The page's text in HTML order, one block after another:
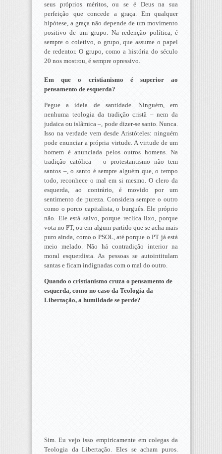
seus próprios méritos, ou se é Deus na sua
perfeição que concede a graça. Em qualquer
hipótese, a graça não depende de um movimento
positivo de um grupo. Na redenção política, é
sempre o coletivo, o grupo, que assume o papel
de redentor. O grupo, como a história do século
20 nos mostrou, é sempre opressivo.
Em que o cristianismo é superior ao
pensamento de esquerda?
Pegue a ideia de santidade. Ninguém, em
nenhuma teologia da tradição cristã – nem da
judaica ou islâmica –, pode dizer-se santo. Nunca.
Isso na verdade vem desde Aristóteles: ninguém
pode enunciar a própria virtude. A virtude de um
homem é anunciada pelos outros homens. Na
tradição católica – o protestantismo não tem
santos –, o santo é sempre alguém que, o tempo
todo, reconhece o mal em si mesmo. O clero da
esquerda, ao contrário, é movido por um
sentimento de pureza. Considera sempre o outro
como o porco capitalista, o burguês. Ele próprio
não. Ele está salvo, porque reclica lixo, porque
vota no PT, ou em algum partido que se acha mais
puro ainda, como o PSOL, até porque o PT já está
meio melado. Não há contradição interior na
moral esquerdista. As pessoas se autointitulam
santas e ficam indignadas com o mal do outro.
Quando o cristianismo cruza o pensamento de
esquerda, como no caso da Teologia da
Libertação, a humildade se perde?
Sim. Eu vejo isso empiricamente em colegas da
Teologia da Libertação. Eles se acham puros.